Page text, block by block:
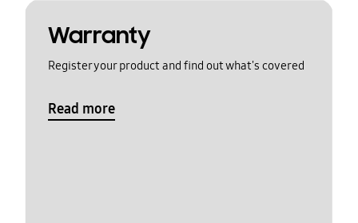
Warranty
Register your product and find out what's covered
Read more